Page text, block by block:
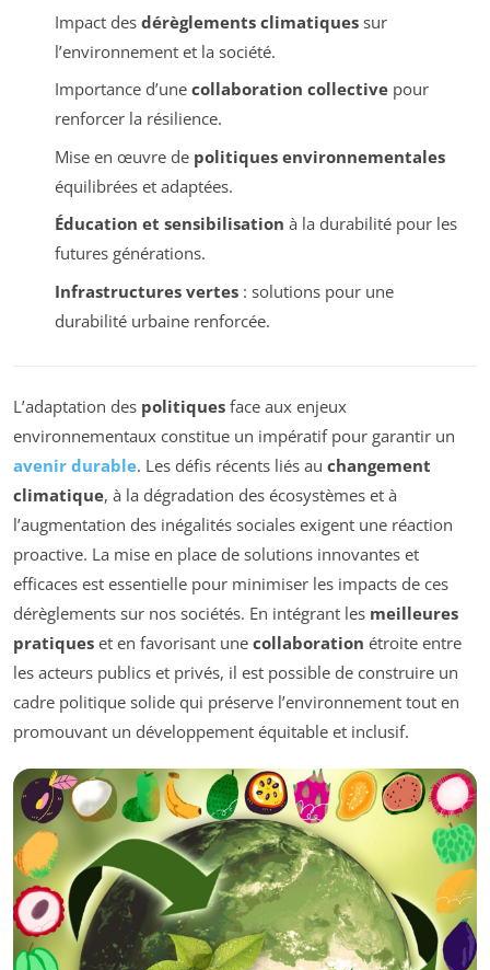
Impact des dérèglements climatiquessur
l’environnement et la société.
Importance d’une collaboration collectivepour
renforcer la résilience.
Mise en œuvre de politiques environnementales
équilibrées et adaptées.
Éducation et sensibilisation à la durabilité pour les
futures générations.
Infrastructures vertes: solutions pour une
durabilité urbaine renforcée.
L’adaptation des politiques face aux enjeux
environnementaux constitue un impératif pour garantir un
avenir durable. Les défis récents liés au changement
climatique, à la dégradation des écosystèmes et à
l’augmentation des inégalités sociales exigent une réaction
proactive. La mise en place de solutions innovantes et
efficaces est essentielle pour minimiser les impacts de ces
dérèglements sur nos sociétés. En intégrant les meilleures
pratiques et en favorisant une collaboration étroite entre
les acteurs publics et privés, il est possible de construire un
cadre politique solide qui préserve l’environnement tout en
promouvant un développement équitable et inclusif.